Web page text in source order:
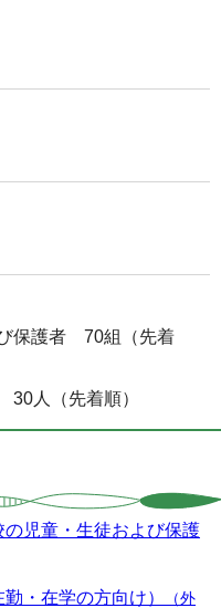
保護者 70組（先着
人（先着順）
児童・生徒および保護
・在学の方向け）
（外